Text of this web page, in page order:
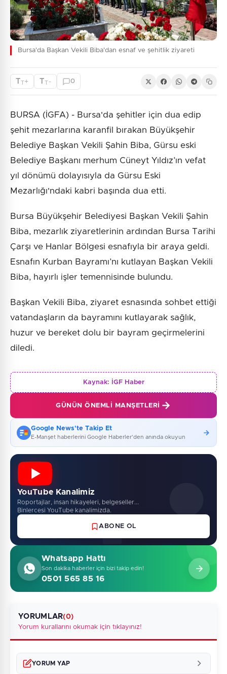
Bursa'da Başkan Vekili Biba'dan esnaf ve şehitlik ziyareti
TT+ TT - 0
BURSA (İGFA) - Bursa'da şehitler için dua edip
şehit mezarlarına karanfil bırakan Büyükşehir
Belediye Başkan Vekili Şahin Biba, Gürsu eski
Belediye Başkanı merhum Cüneyt Yıldız’ın vefat
yıl dönümü dolayısıyla da Gürsu Eski
Mezarlığı'ndaki kabri başında dua etti.
Bursa Büyükşehir Belediyesi Başkan Vekili Şahin
Biba, mezarlık ziyaretlerinin ardından Bursa Tarihi
Çarşı ve Hanlar Bölgesi esnafıyla bir araya geldi.
Esnafın Kurban Bayramı’nı kutlayan Başkan Vekili
Biba, hayırlı işler temennisinde bulundu.
Başkan Vekili Biba, ziyaret esnasında sohbet ettiği
vatandaşların da bayramını kutlayarak sağlık,
huzur ve bereket dolu bir bayram geçirmelerini
diledi.
Kaynak: İGF Haber
GÜNÜN ÖNEMLI MANŞETLERI
Google News'te Takip Et
E-Manşet haberlerini Google Haberler'den anında okuyun
YouTube Kanalimiz
Roportajlar, insan hikayeleri, belgeseller...
Binlercesi YouTube kanalimizda.
ABONE OL
Whatsapp Hattı
Son dakika haberler için bizi takip edin!
0501 565 85 16
YORUMLAR(0)
Yorum kurallarını okumak için tıklayınız!
YORUM YAP